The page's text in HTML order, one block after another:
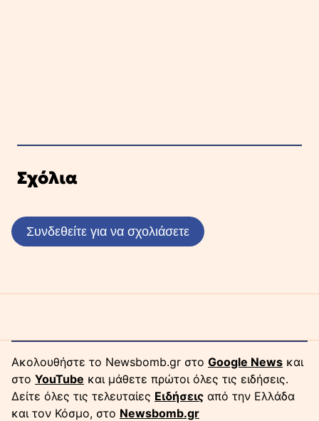
Σχόλια
Συνδεθείτε για να σχολιάσετε
Ακολουθήστε το Newsbomb.gr στο Google News και
στο YouTube και μάθετε πρώτοι όλες τις ειδήσεις.
Δείτε όλες τις τελευταίες Ειδήσεις από την Ελλάδα
και τον Κόσμο, στο Newsbomb.gr